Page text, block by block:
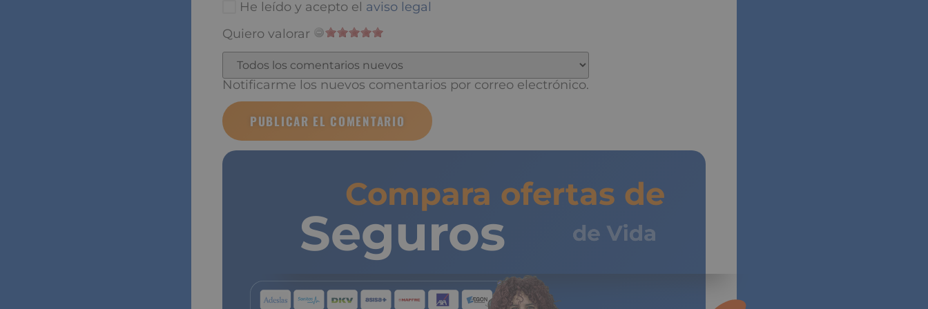
He leído y acepto elaviso legal
Quiero valorar
Notificarme los nuevos comentarios por correo electrónico.
Compara ofertas de
Seguros de Vida